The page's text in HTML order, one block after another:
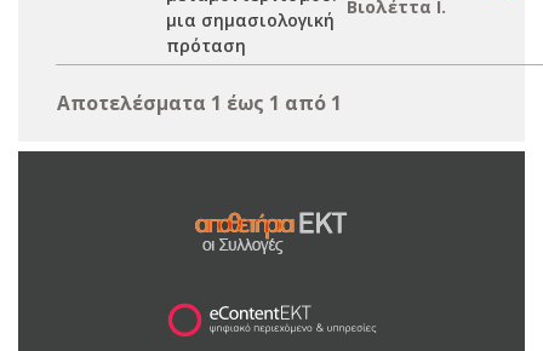
μια σημασιολογική
πρόταση
Βιολέττα Ι.
Αποτελέσματα 1 έως 1 από 1